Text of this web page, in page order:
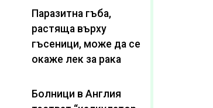
Паразитна гъба,
растяща върху
гъсеници, може да се
окаже лек за рака
Болници в Англия